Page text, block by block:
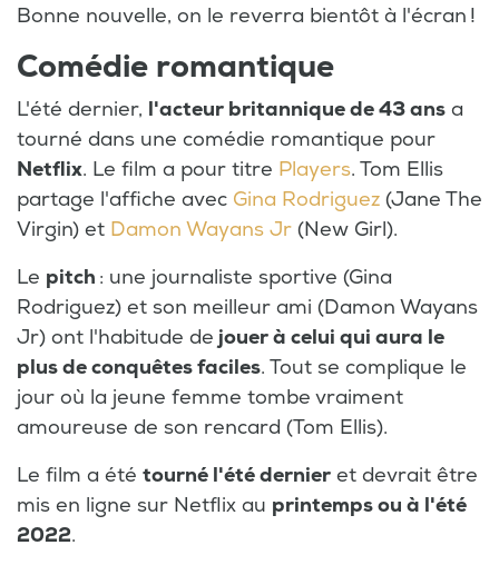
Bonne nouvelle, on le reverra bientôt à l'écran !
Comédie romantique
L'été dernier, l'acteur britannique de 43 ans a
tourné dans une comédie romantique pour
Netflix. Le film a pour titre Players. Tom Ellis
partage l'affiche avec Gina Rodriguez (Jane The
Virgin) et Damon Wayans Jr (New Girl).
Le pitch : une journaliste sportive (Gina
Rodriguez) et son meilleur ami (Damon Wayans
Jr) ont l'habitude de jouer à celui qui aura le
plus de conquêtes faciles. Tout se complique le
jour où la jeune femme tombe vraiment
amoureuse de son rencard (Tom Ellis).
Le film a été tourné l'été dernier et devrait être
mis en ligne sur Netflix au printemps ou à l'été
2022.